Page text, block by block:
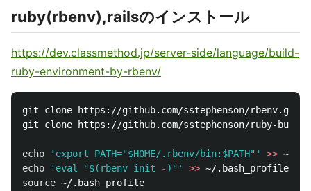
ruby(rbenv),railsのインストール
https://dev.classmethod.jp/server-side/language/build-
ruby-environment-by-rbenv/
git clone https://github.com/sstephenson/rbenv.git
git clone https://github.com/sstephenson/ruby-
echo 'export PATH="$HOME/.rbenv/bin:$PATH"'
>>
echo
'eval "$(rbenv init -)"' >>
source ~/.bash_profile